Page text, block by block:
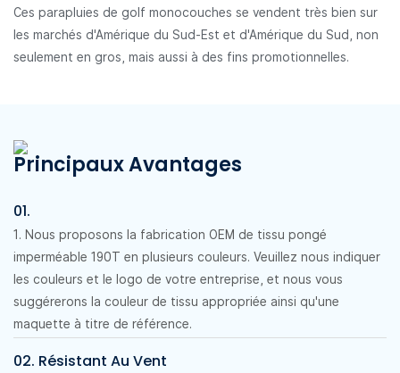
Ces parapluies de golf monocouches se vendent très bien sur
les marchés d'Amérique du Sud-Est et d'Amérique du Sud, non
seulement en gros, mais aussi à des fins promotionnelles.
Principaux Avantages
01.
1. Nous proposons la fabrication OEM de tissu pongé
imperméable 190T en plusieurs couleurs. Veuillez nous indiquer
les couleurs et le logo de votre entreprise, et nous vous
suggérerons la couleur de tissu appropriée ainsi qu'une
maquette à titre de référence.
02. Résistant Au Vent